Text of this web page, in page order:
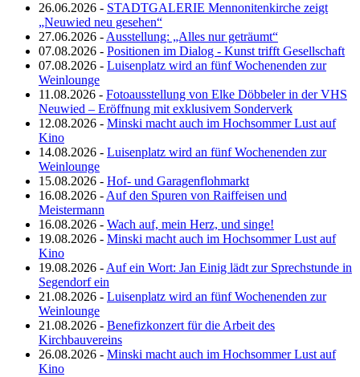
26.06.2026 - STADTGALERIE Mennonitenkirche zeigt
„Neuwied neu gesehen“
27.06.2026 - Ausstellung: „Alles nur geträumt“
07.08.2026 - Positionen im Dialog - Kunst trifft Gesellschaft
07.08.2026 - Luisenplatz wird an fünf Wochenenden zur
Weinlounge
11.08.2026 - Fotoausstellung von Elke Döbbeler in der VHS
Neuwied – Eröffnung mit exklusivem Sonderverk
12.08.2026 - Minski macht auch im Hochsommer Lust auf
Kino
14.08.2026 - Luisenplatz wird an fünf Wochenenden zur
Weinlounge
15.08.2026 - Hof- und Garagenflohmarkt
16.08.2026 - Auf den Spuren von Raiffeisen und
Meistermann
16.08.2026 - Wach auf, mein Herz, und singe!
19.08.2026 - Minski macht auch im Hochsommer Lust auf
Kino
19.08.2026 - Auf ein Wort: Jan Einig lädt zur Sprechstunde in
Segendorf ein
21.08.2026 - Luisenplatz wird an fünf Wochenenden zur
Weinlounge
21.08.2026 - Benefizkonzert für die Arbeit des
Kirchbauvereins
26.08.2026 - Minski macht auch im Hochsommer Lust auf
Kino